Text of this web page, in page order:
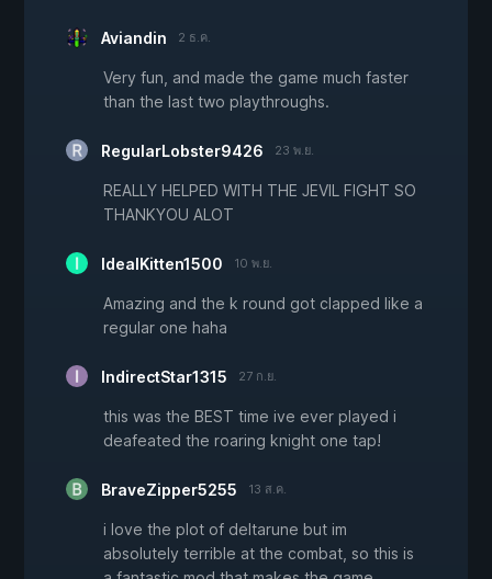
Aviandin 2 ธ.ค.
Very fun, and made the game much faster
than the last two playthroughs.
RegularLobster9426 23 พ.ย.
REALLY HELPED WITH THE JEVIL FIGHT SO
THANKYOU ALOT
IdealKitten1500 10 พ.ย.
Amazing and the k round got clapped like a
regular one haha
IndirectStar1315 27 ก.ย.
this was the BEST time ive ever played i
deafeated the roaring knight one tap!
BraveZipper5255 13 ส.ค.
i love the plot of deltarune but im
absolutely terrible at the combat, so this is